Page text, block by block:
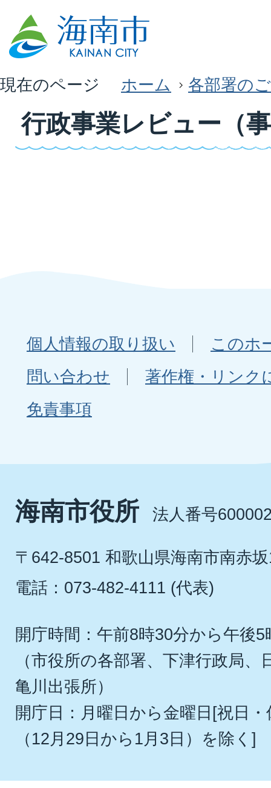
現在のページ ホーム 各部署の
行政事業レビュー（
個人情報の取り扱い
このホ
問い合わせ
著作権・リンク
免責事項
海南市役所 法人番号
〒642-8501 和歌山県海南市南赤
電話：073-482-4111 (代表)
開庁時間：午前8時30分から午後5
（市役所の各部署、下津行政局
亀川出張所）
開庁日：月曜日から金曜日[祝日
（12月29日から1月3日）を除く]